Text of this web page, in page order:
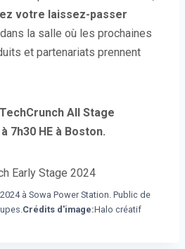
votre laissez-passer
la salle où les prochaines
et partenariats prennent
TechCrunch All Stage
7h30 HE à Boston.
à Sowa Power Station. Public de
Crédits d'image:Halo créatif